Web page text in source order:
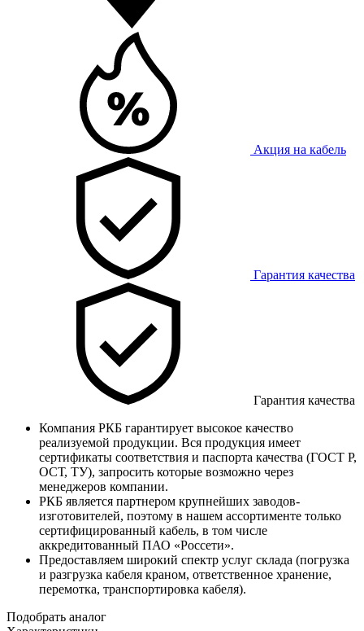
Акция на кабель
Гарантия качества
Гарантия качества
Компания РКБ гарантирует высокое качество
реализуемой продукции. Вся продукция имеет
сертификаты соответствия и паспорта качества (ГОСТ Р,
ОСТ, ТУ), запросить которые возможно через
менеджеров компании.
РКБ является партнером крупнейших заводов-
изготовителей, поэтому в нашем ассортименте только
сертифицированный кабель, в том числе
аккредитованный ПАО «Россети».
Предоставляем широкий спектр услуг склада (погрузка
и разгрузка кабеля краном, ответственное хранение,
перемотка, транспортировка кабеля).
Подобрать аналог